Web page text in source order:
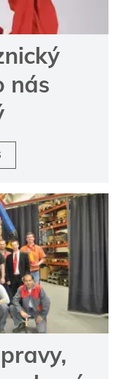
nás